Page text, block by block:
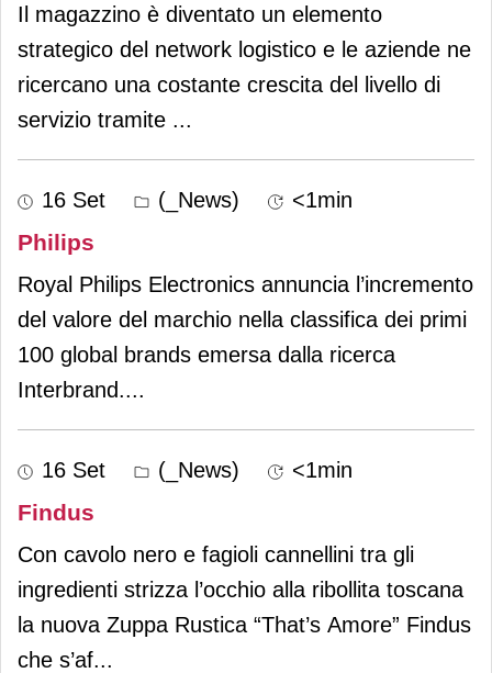
Il magazzino è diventato un elemento
strategico del network logistico e le aziende ne
ricercano una costante crescita del livello di
servizio tramite ...
16 Set (_News) <1min
Philips
Royal Philips Electronics annuncia l’incremento
del valore del marchio nella classifica dei primi
100 global brands emersa dalla ricerca
Interbrand....
16 Set (_News) <1min
Findus
Con cavolo nero e fagioli cannellini tra gli
ingredienti strizza l’occhio alla ribollita toscana
la nuova Zuppa Rustica “That’s Amore” Findus
che s’af...